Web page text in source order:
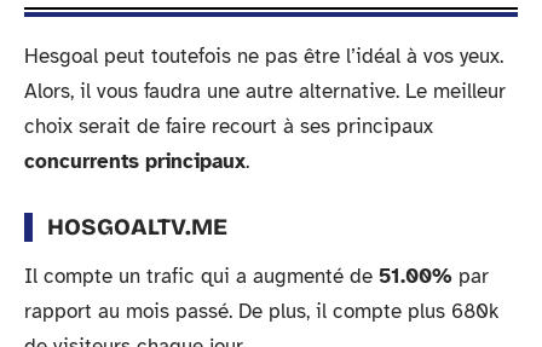
Hesgoal peut toutefois ne pas être l’idéal à vos yeux.
Alors, il vous faudra une autre alternative. Le meilleur
choix serait de faire recourt à ses principaux
concurrents principaux.
HOSGOALTV.ME
Il compte un trafic qui a augmenté de 51.00% par
rapport au mois passé. De plus, il compte plus 680k